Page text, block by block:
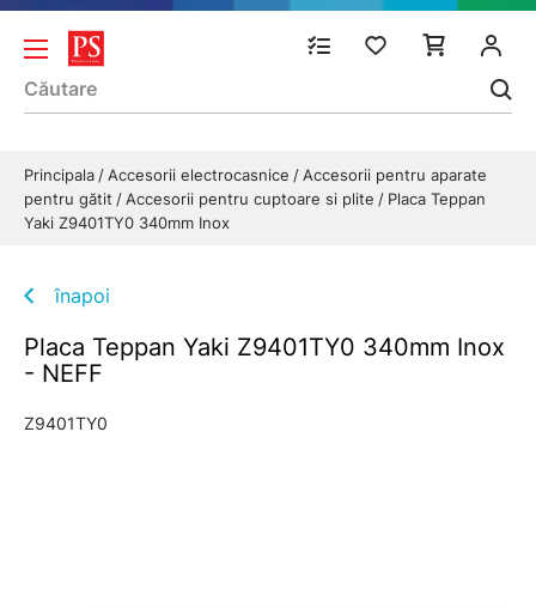
Principala Accesorii electrocasnice
Accesorii pentru aparate
pentru gătit
Accesorii pentru cuptoare si plite
Placa Teppan
Yaki Z9401TY0 340mm Inox
înapoi
Placa Teppan Yaki Z9401TY0 340mm Inox
- NEFF
Z9401TY0